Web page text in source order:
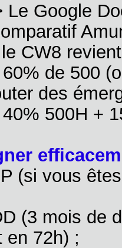
Le Google
CW8
de 500
des
500H +
(si vous
(3 mois de
en 72h) ;